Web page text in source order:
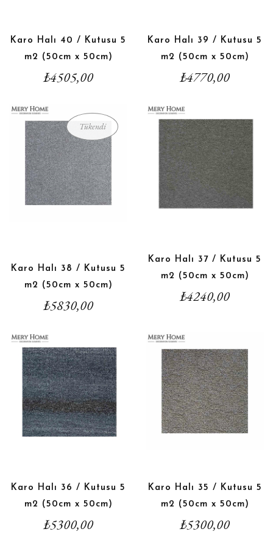
Karo Halı 40 / Kutusu 5
m2 (50cm x 50cm)
₺4505,00
Karo Halı 39 / Kutusu 5
m2 (50cm x 50cm)
₺4770,00
Tükendi
Karo Halı 38 / Kutusu 5
m2 (50cm x 50cm)
₺5830,00
Karo Halı 37 / Kutusu 5
m2 (50cm x 50cm)
₺4240,00
Karo Halı 36 / Kutusu 5
m2 (50cm x 50cm)
₺5300,00
Karo Halı 35 / Kutusu 5
m2 (50cm x 50cm)
₺5300,00